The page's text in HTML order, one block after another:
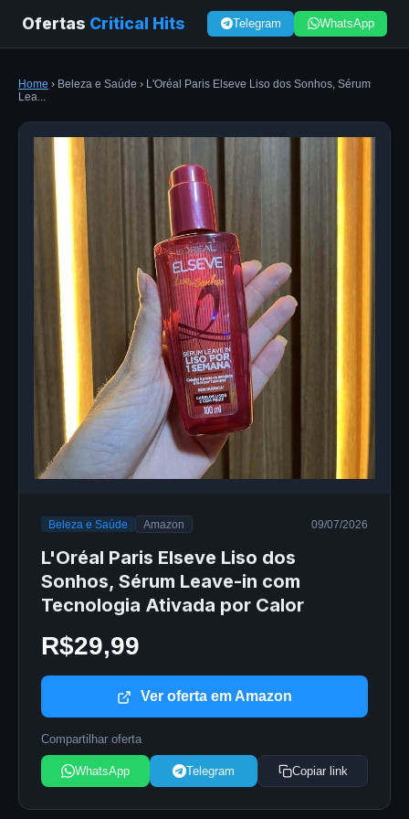
Ofertas Critical Hits Telegram WhatsApp
Home › Beleza e Saúde › L'Oréal Paris Elseve Liso dos Sonhos, Sérum
Lea...
Beleza e Saúde Amazon 09/07/2026
L'Oréal Paris Elseve Liso dos
Sonhos, Sérum Leave-in com
Tecnologia Ativada por Calor
R$29,99
Ver oferta em Amazon
Compartilhar oferta
WhatsApp Telegram Copiar link